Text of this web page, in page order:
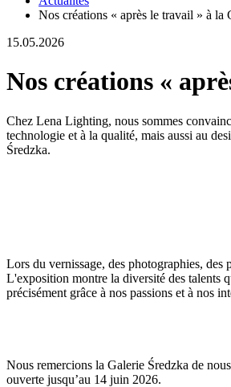
Nos créations « après le travail » à la
15.05.2026
Nos créations «
Chez Lena Lighting, nous sommes
technologie et à la qualité, mais aussi au
Średzka.
Lors du vernissage, des photographies, des
L'exposition montre la diversité des talents
précisément grâce à nos passions et à nos
Nous remercions la Galerie Średzka de
ouverte jusqu’au 14 juin 2026.